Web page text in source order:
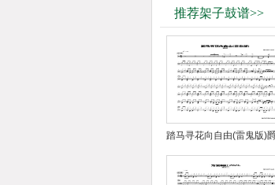
推荐架子鼓谱>>
踏马寻花向自由(雷鬼版)
鼓谱